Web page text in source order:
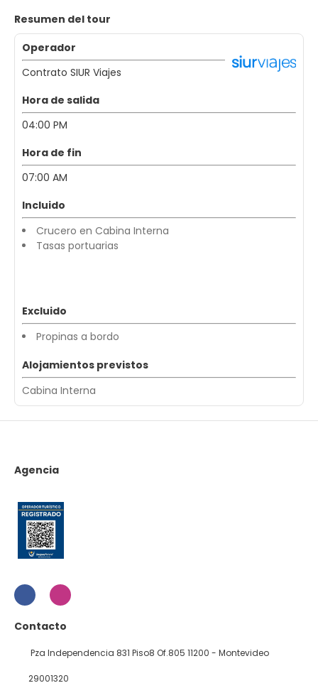
Resumen del tour
Operador
Contrato SIUR Viajes
Hora de salida
04:00 PM
Hora de fin
07:00 AM
Incluido
Crucero en Cabina Interna
Tasas portuarias
Excluido
Propinas a bordo
Alojamientos previstos
Cabina Interna
Agencia
Contacto
Pza Independencia 831 Piso8 Of.805 11200 - Montevideo
29001320